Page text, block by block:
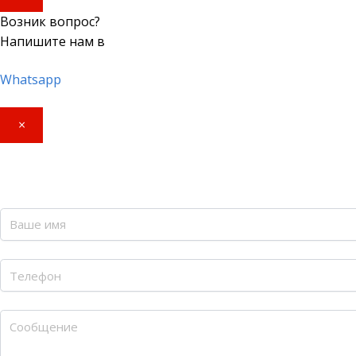
Возник вопрос?
Напишите нам в
Whatsapp
×